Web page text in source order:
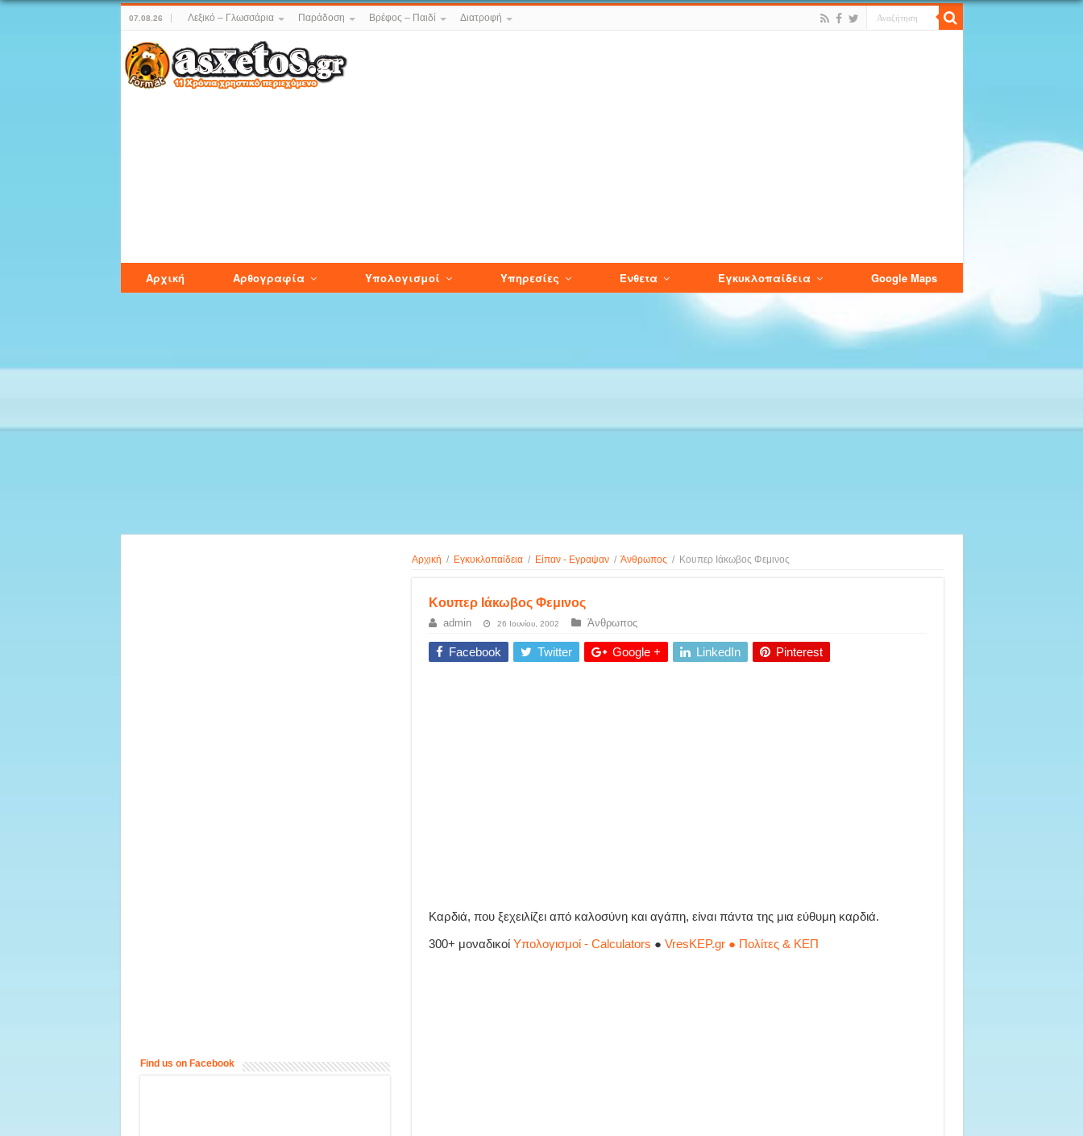
07.08.26 Λεξικό – Γλωσσάρια Παράδοση Βρέφος – Παιδί Διατροφή
Αρχική Αρθογραφία Υπολογισμοί Υπηρεσίες Ενθετα Εγκυκλοπαίδεια Google Maps
Αρχική / Εγκυκλοπαίδεια / Είπαν - Εγραψαν / Άνθρωπος / Κουπερ Ιάκωβος Φεμινος
Κουπερ Ιάκωβος Φεμινος
admin 26 Ιουνίου, 2002 Άνθρωπος
Facebook Twitter Google + LinkedIn Pinterest
Καρδιά, που ξεχειλίζει από καλοσύνη και αγάπη, είναι πάντα της μια εύθυμη καρδιά.
300+ μοναδικοί Υπολογισμοί - Calculators ● VresKEP.gr ● Πολίτες & ΚΕΠ
Find us on Facebook